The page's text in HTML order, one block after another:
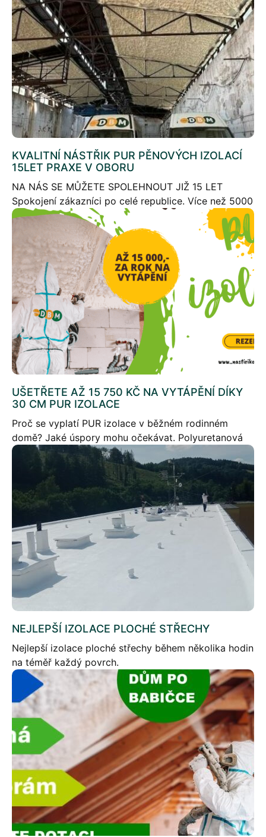
KVALITNÍ NÁSTŘIK PUR PĚNOVÝCH IZOLACÍ
15LET PRAXE V OBORU
NA NÁS SE MŮŽETE SPOLEHNOUT JIŽ 15 LET
Spokojení zákazníci po celé republice. Více než 5000
zrealizovaných staveb. Několik tisíc zrealizovaných
zakázek – kdykoliv poskytneme kontakt na referenci.
Stříkaná izolace […]
UŠETŘETE AŽ 15 750 KČ NA VYTÁPĚNÍ DÍKY
30 CM PUR IZOLACE
Proč se vyplatí PUR izolace v běžném rodinném
domě? Jaké úspory mohu očekávat. Polyuretanová
(PUR) izolace se stává stále populárnějším řešením
pro zateplení rodinných domů. V následujícím článku
se podíváme […]
NEJLEPŠÍ IZOLACE PLOCHÉ STŘECHY
Nejlepší izolace ploché střechy během několika hodin
na téměř každý povrch.